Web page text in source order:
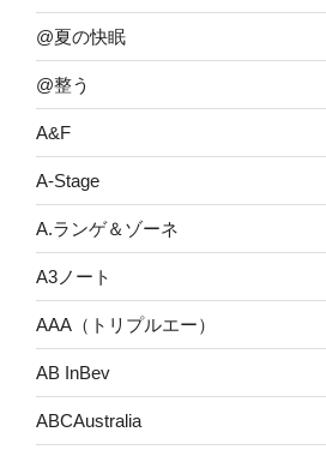
@夏の快眠
@整う
A&F
A-Stage
A.ランゲ＆ゾーネ
A3ノート
AAA（トリプルエー）
AB InBev
ABCAustralia